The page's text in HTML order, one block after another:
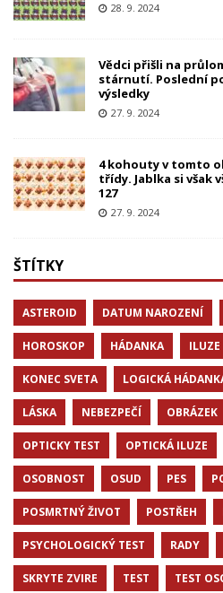
28. 9. 2024
Vědci přišli na
stárnutí. Poslední
výsledky
27. 9. 2024
4 kohouty v tomto
třídy. Jablka si však
127
27. 9. 2024
ŠTÍTKY
ASTEROID DATUM NAROZENÍ
HOROSKOP HÁDANKA ILUZE
KONEC SVETA LOGICKÁ
LÁSKA NEBEZPEČÍ OBRÁZEK
OPTICKY TEST OPTICKÁ ILUZE
OSOBNOST OSUD PES
POSMRTNÝ ŽIVOT POSTŘEH
PSYCHOLOGICKÝ TEST RADY
SKRYTE ZVIRE TEST TEST